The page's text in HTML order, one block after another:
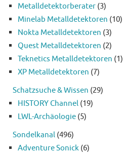
Metalldetektorberater (3)
Minelab Metalldetektoren (10)
Nokta Metalldetektoren (3)
Quest Metalldetektoren (2)
Teknetics Metalldetektoren (1)
XP Metalldetektoren (7)
Schatzsuche & Wissen (29)
HISTORY Channel (19)
LWL-Archäologie (5)
Sondelkanal (496)
Adventure Sonick (6)